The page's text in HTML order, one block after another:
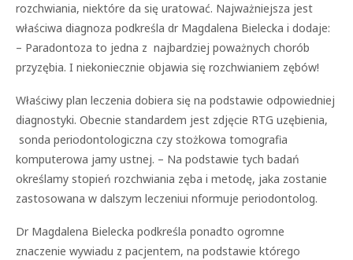
rozchwiania, niektóre da się uratować. Najważniejsza jest
właściwa diagnoza podkreśla dr Magdalena Bielecka i dodaje:
– Paradontoza to jedna z najbardziej poważnych chorób
przyzębia. I niekoniecznie objawia się rozchwianiem zębów!
Właściwy plan leczenia dobiera się na podstawie odpowiedniej
diagnostyki. Obecnie standardem jest zdjęcie RTG uzębienia,
sonda periodontologiczna czy stożkowa tomografia
komputerowa jamy ustnej. – Na podstawie tych badań
określamy stopień rozchwiania zęba i metodę, jaka zostanie
zastosowana w dalszym leczeniui nformuje periodontolog.
Dr Magdalena Bielecka podkreśla ponadto ogromne
znaczenie wywiadu z pacjentem, na podstawie którego